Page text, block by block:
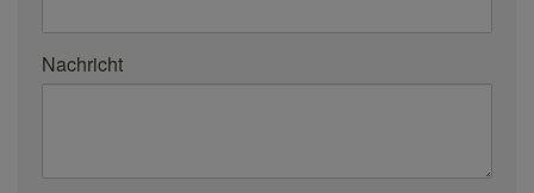
Nachricht